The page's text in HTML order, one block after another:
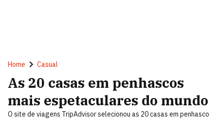
Home Casual
As 20 casas em penhascos
mais espetaculares do mundo
O site de viagens TripAdvisor selecionou as 20 casas em penhasco